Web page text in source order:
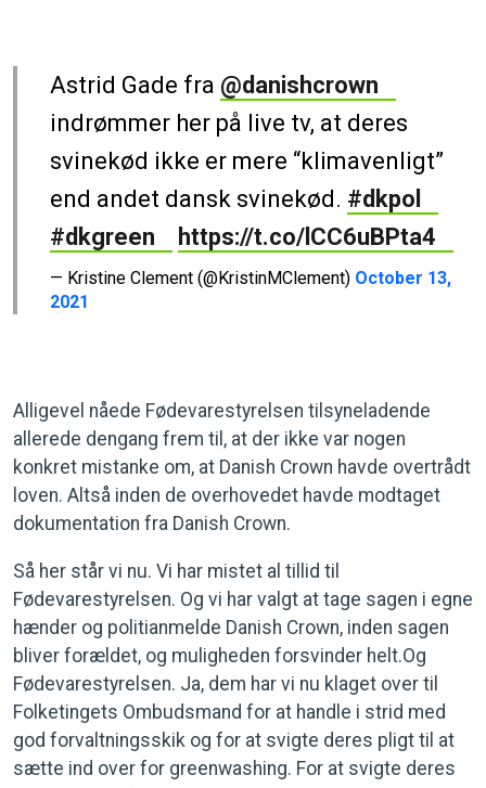
Astrid Gade fra @danishcrown
indrømmer her på live tv, at deres
svinekød ikke er mere “klimavenligt”
end andet dansk svinekød. #dkpol
#dkgreen
https://t.co/lCC6uBPta4
— Kristine Clement (@KristinMClement) October 13,
2021
Alligevel nåede Fødevarestyrelsen tilsyneladende
allerede dengang frem til, at der ikke var nogen
konkret mistanke om, at Danish Crown havde overtrådt
loven. Altså inden de overhovedet havde modtaget
dokumentation fra Danish Crown.
Så her står vi nu. Vi har mistet al tillid til
Fødevarestyrelsen. Og vi har valgt at tage sagen i egne
hænder og politianmelde Danish Crown, inden sagen
bliver forældet, og muligheden forsvinder helt.Og
Fødevarestyrelsen. Ja, dem har vi nu klaget over til
Folketingets Ombudsmand for at handle i strid med
god forvaltningsskik og for at svigte deres pligt til at
sætte ind over for greenwashing. For at svigte deres